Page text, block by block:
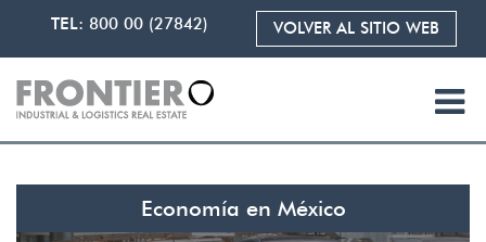
TEL: 800 00 (27842) VOLVER AL SITIO WEB
Economía en México